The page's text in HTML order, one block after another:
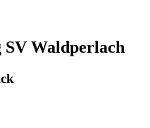
Waldperlach